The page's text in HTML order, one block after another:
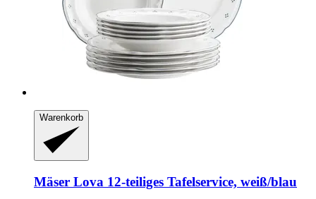
Warenkorb
Mäser Lova 12-​teiliges Tafelservice, weiß/blau